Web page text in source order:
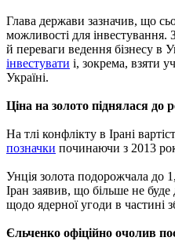
Глава держави зазначив, що
можливості для інвестування.
й переваги ведення бізнесу в
інвестувати і, зокрема, взяти
Україні.
Ціна на золото піднялася до
На тлі конфлікту в Ірані
позначки починаючи з 2013
Унція золота подорожчала до
Іран заявив, що більше не
щодо ядерної угоди в частині
Єльченко офіційно очолив